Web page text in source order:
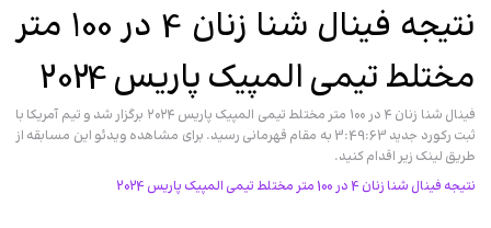
نتیجه فینال شنا زنان 4 در 100 متر
مختلط تیمی المپیک پاریس 2024
فینال شنا زنان ۴ در ۱۰۰ متر مختلط تیمی المپیک پاریس ۲۰۲۴‌ برگزار شد و تیم آمریکا با
ثبت رکورد جدید 3:49:63 به مقام قهرمانی رسید. برای مشاهده ویدئو این مسابقه از
طریق لینک زیر اقدام کنید.
نتیجه فینال شنا زنان 4 در 100 متر مختلط تیمی المپیک پاریس 2024